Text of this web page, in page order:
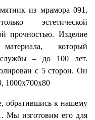
из мрамора 091,
эстетической
прочностью. Изделие
который
службы – до 100 лет.
с 5 сторон. Он
1000х700х80
обратившись к нашему
Мы изготовим его для